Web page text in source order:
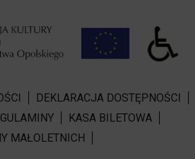
DEKLARACJA DOSTĘPNOŚCI
KASA BILETOWA
MAŁOLETNICH